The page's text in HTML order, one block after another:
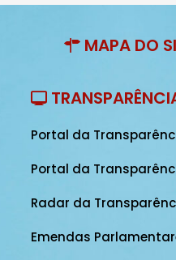
MAPA DO
Portal da
Portal da
Radar da
Emendas